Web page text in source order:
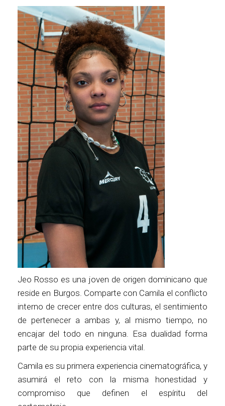
Jeo Rosso es una joven de origen dominicano que
reside en Burgos. Comparte con Camila el conflicto
interno de crecer entre dos culturas, el sentimiento
de pertenecer a ambas y, al mismo tiempo, no
encajar del todo en ninguna. Esa dualidad forma
parte de su propia experiencia vital.
Camila es su primera experiencia cinematográfica, y
asumirá el reto con la misma honestidad y
compromiso que definen el espíritu del